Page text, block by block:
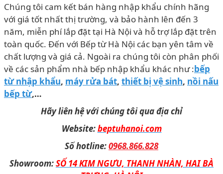
Chúng tôi cam kết bán hàng nhập khẩu chính hãng
với giá tốt nhất thị trường, và bảo hành lên đến 3
năm, miễn phí lắp đặt tại Hà Nội và hỗ trợ lắp đặt trên
toàn quốc. Đến với Bếp từ Hà Nội các bạn yên tâm về
chất lượng và giá cả. Ngoài ra chúng tôi còn phân phối
về các sản phẩm nhà bếp nhập khẩu khác như :bếp
từ nhập khẩu, máy rửa bát, thiết bị vệ sinh, nồi nấu
bếp từ,…
Hãy liên hệ với chúng tôi qua địa chỉ
Website:beptuhanoi.com
Số hotline:0968.866.828
Showroom:SỐ 14 KIM NGƯU, THANH NHÀN, HAI BÀ